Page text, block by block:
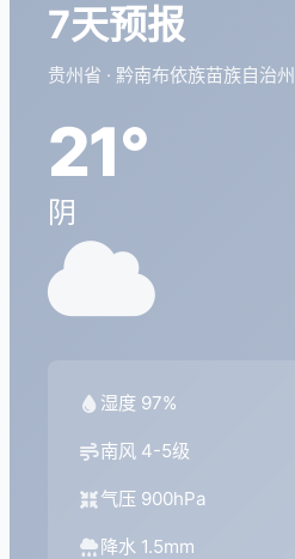
7天预报
贵州省 · 黔南布依族苗族自治州
21°
阴
湿度 97%
南风 4-5级
气压 900hPa
降水 1.5mm